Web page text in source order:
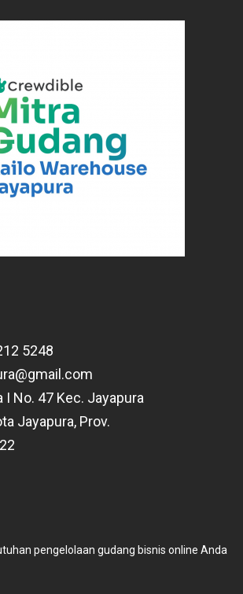
5248
I No. 47 Kec. Jayapura
Jayapura, Prov.
pengelolaan gudang bisnis online Anda